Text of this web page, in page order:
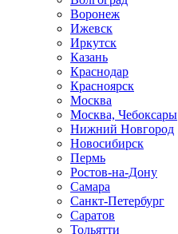
Воронеж
Ижевск
Иркутск
Казань
Краснодар
Красноярск
Москва
Москва, Чебоксары
Нижний Новгород
Новосибирск
Пермь
Ростов-на-Дону
Самара
Санкт-Петербург
Саратов
Тольятти